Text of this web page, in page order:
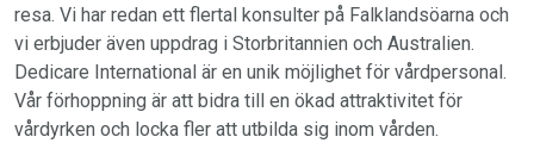
resa. Vi har redan ett flertal konsulter på Falklandsöarna och
vi erbjuder även uppdrag i Storbritannien och Australien.
Dedicare International är en unik möjlighet för vårdpersonal.
Vår förhoppning är att bidra till en ökad attraktivitet för
vårdyrken och locka fler att utbilda sig inom vården.